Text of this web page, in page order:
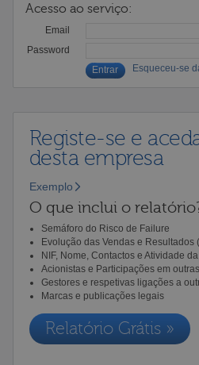
Acesso ao serviço:
Email
Password
Esqueceu-se
Registe-se e
desta empresa
Exemplo
O que inclui o
Semáforo do Risco de Failure
Evolução das Vendas e Resultados
NIF, Nome, Contactos e Atividade
Acionistas e Participações em
Gestores e respetivas ligações a
Marcas e publicações legais
Relatório Grátis »